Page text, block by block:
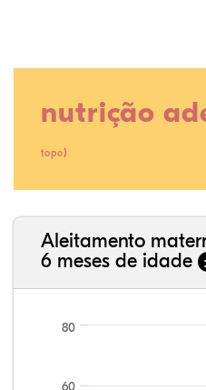
nutrição
topo)
Aleitamento
6 meses de idade
60
80
23,31%
1,84%
0,00%
57,36%
0,31%
17,18%
35,89%
3,62%
0,11%
52,11%
2,54%
5,72%